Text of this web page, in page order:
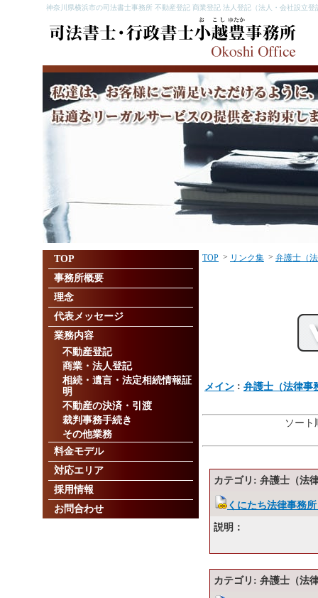
神奈川県横浜市の司法書士事務所 不動産登記 商業登記 法人登記（法人・会社設立
TOP > リンク集 > 弁護士（
メイン : 弁護士（法律事
ソー
カテゴリ: 弁護士（法
くにたち法律事務
説明：
カテゴリ: 弁護士（法
TOP
事務所概要
理念
代表メッセージ
業務内容
不動産登記
商業・法人登記
相続・遺言・法定相続情報証
明
不動産の決済・引渡
裁判事務手続き
その他業務
料金モデル
対応エリア
採用情報
お問合わせ